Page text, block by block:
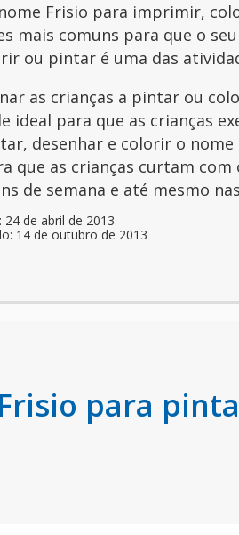
Frisio para imprimir,
mais comuns para que o
ou pintar é uma das
as crianças a pintar ou
ideal para que as crianças
desenhar e colorir o
que as crianças curtam com
de semana e até mesmo
24 de abril de 2013
14 de outubro de 2013
para